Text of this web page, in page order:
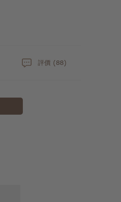
評價 (88)